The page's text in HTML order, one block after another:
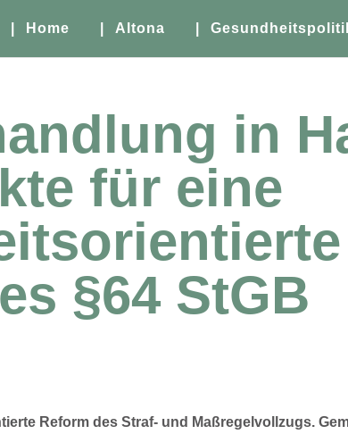
| Home | Altona |
in
für eine
§64 StGB
Reform des Straf- und Maßregelvollzugs.